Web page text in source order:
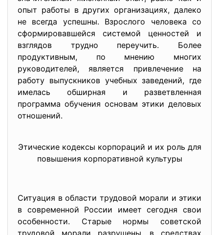
опыт работы в других организациях, далеко
не всегда успешны. Взрослого человека со
сформировавшейся системой ценностей и
взглядов трудно переучить. Более
продуктивным, по мнению многих
руководителей, является привлечение на
работу выпускников учебных заведений, где
имелась обширная и разветвленная
программа обучения основам этики деловых
отношений.
Этические кодексы корпораций и их роль для
повышения корпоративной культуры
Ситуация в области трудовой морали и этики
в современной России имеет сегодня свои
особенности. Старые нормы советской
трудовой морали разрушены, в средствах